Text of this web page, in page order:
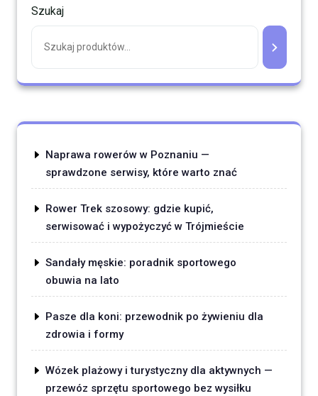
Szukaj
Naprawa rowerów w Poznaniu —
sprawdzone serwisy, które warto znać
Rower Trek szosowy: gdzie kupić,
serwisować i wypożyczyć w Trójmieście
Sandały męskie: poradnik sportowego
obuwia na lato
Pasze dla koni: przewodnik po żywieniu dla
zdrowia i formy
Wózek plażowy i turystyczny dla aktywnych —
przewóz sprzętu sportowego bez wysiłku